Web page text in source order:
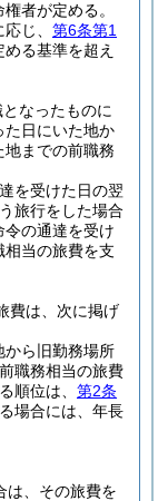
者が定める。
じ、 第6条第1
る基準を超え
なったものに
た日にいた地か
地までの前職務
を受けた日の翌
旅行をした場合
の通達を受け
当の旅費を支
費は、次に掲げ
から旧勤務場所
職務相当の旅費
順位は、 第2条
場合には、年長
は、その旅費を